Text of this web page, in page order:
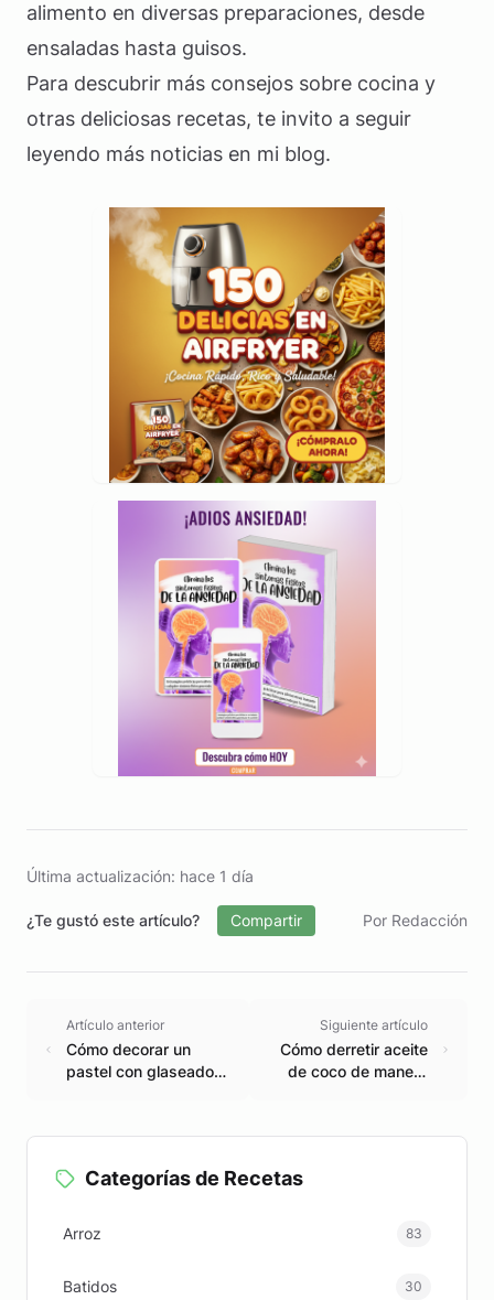
alimento en diversas preparaciones, desde
ensaladas hasta guisos.
Para descubrir más consejos sobre cocina y
otras deliciosas recetas, te invito a seguir
leyendo más noticias en mi blog.
Última actualización: hace 1 día
¿Te gustó este artículo? Compartir Por Redacción
Artículo anterior
Cómo decorar un
pastel con glaseado
Siguiente artículo
Cómo derretir aceite
de coco de manera
Categorías de Recetas
Arroz 83
Batidos 30